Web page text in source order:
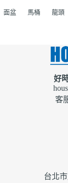
面盆 馬桶 龍頭
好
客
台北